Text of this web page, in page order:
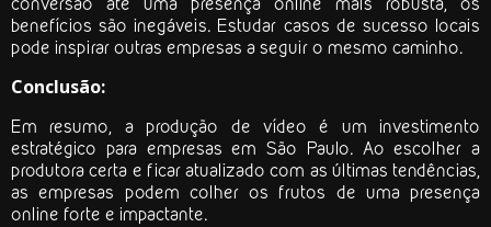
benefícios são inegáveis. Estudar casos de sucesso locais
pode inspirar outras empresas a seguir o mesmo caminho.
Conclusão:
Em resumo, a produção de vídeo é um investimento
estratégico para empresas em São Paulo. Ao escolher a
produtora certa e ficar atualizado com as últimas tendências,
as empresas podem colher os frutos de uma presença
online forte e impactante.